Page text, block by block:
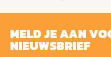
MELD JE AAN
NIEUWSBRIEF